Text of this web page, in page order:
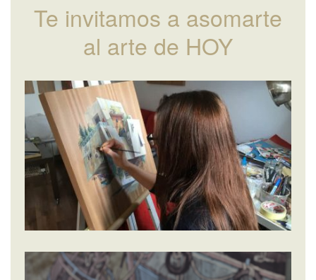
Te invitamos a asomarte
al arte de HOY